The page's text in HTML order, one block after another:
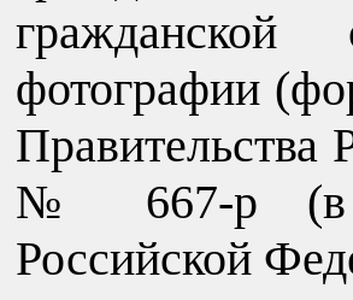
фотографии
Правительства
№ 667-р (в
Российской